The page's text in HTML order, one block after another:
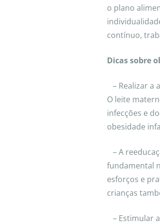
o plano
contínuo,
Dicas sobre
– Realizar a
O leite
infecções e
obesidade
– A
fundamental
esforços e
crianças
– Estimular